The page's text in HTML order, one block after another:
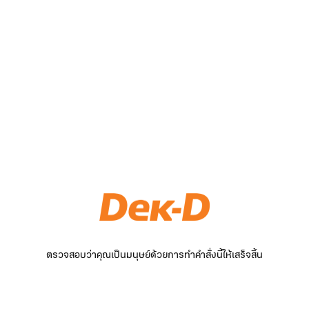
ตรวจสอบว่าคุณเป็นมนุษย์ด้วยการทำคำสั่งนี้ให้เสร็จสิ้น